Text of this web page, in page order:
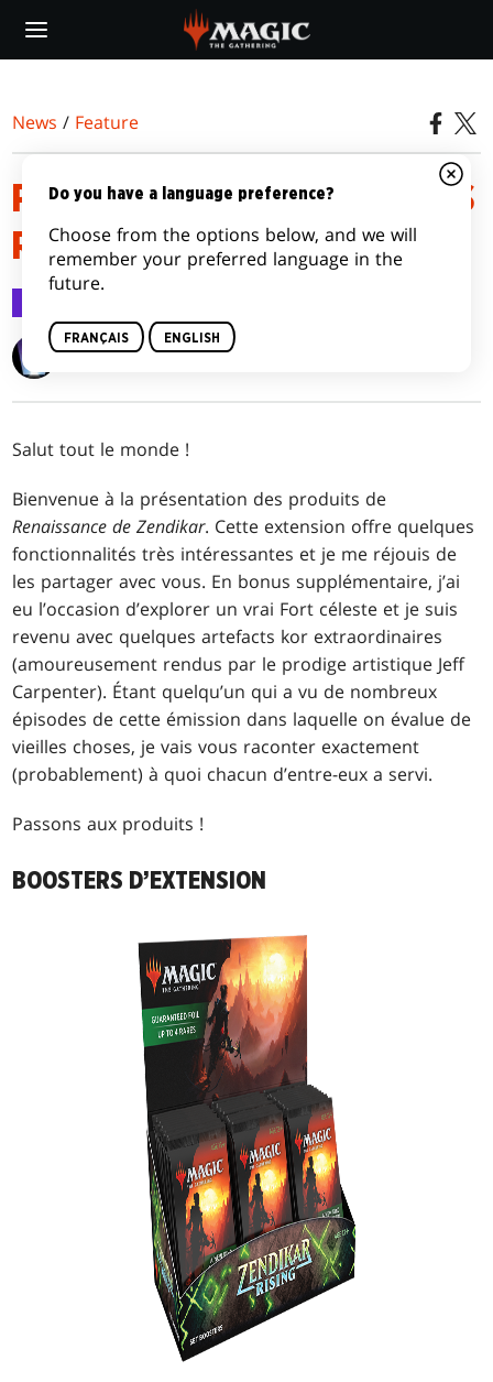
main
News / Feature
PRÉSENTATION DES PRODUITS
RENAISSANCE DE ZENDIKAR
Ari Zirulnik
Salut tout le monde !
Bienvenue à la présentation des produits de
Renaissance de Zendikar. Cette extension offre quelques
fonctionnalités très intéressantes et je me réjouis de
les partager avec vous. En bonus supplémentaire, j’ai
eu l’occasion d’explorer un vrai Fort céleste et je suis
revenu avec quelques artefacts kor extraordinaires
(amoureusement rendus par le prodige artistique Jeff
Carpenter). Étant quelqu’un qui a vu de nombreux
épisodes de cette émission dans laquelle on évalue de
vieilles choses, je vais vous raconter exactement
(probablement) à quoi chacun d’entre-eux a servi.
Passons aux produits !
BOOSTERS D’EXTENSION
Do you have a language preference?
Choose from the options below, and we will
remember your preferred language in the
future.
FRANÇAIS ENGLISH